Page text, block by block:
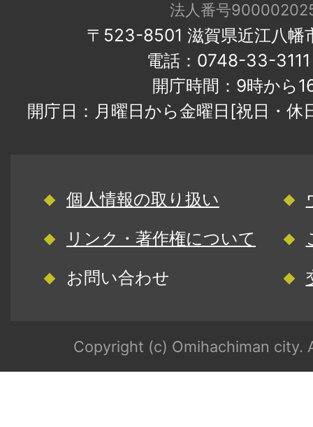
法人番号
〒523-8501 滋賀県近江八幡
電話：0748-33-
開庁時間：9時から
開庁日：月曜日から金曜日[祝日・
個人情報の取り扱い
リンク・著作権について
お問い合わせ
Copyright (c) Omihachiman city.